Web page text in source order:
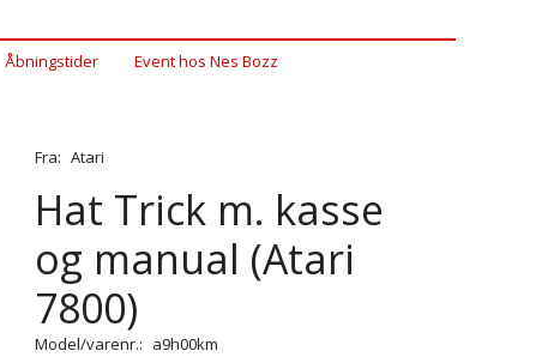
Åbningstider Event hos Nes Bozz
Fra: Atari
Hat Trick m. kasse
og manual (Atari
7800)
Model/varenr.: a9h00km